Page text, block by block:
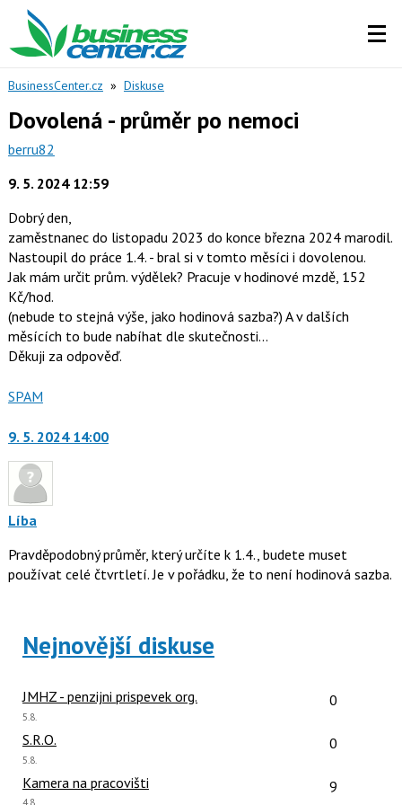
BusinessCenter.cz » Diskuse
Dovolená - průměr po nemoci
berru82
9. 5. 2024 12:59
Dobrý den,
zaměstnanec do listopadu 2023 do konce března 2024 marodil.
Nastoupil do práce 1.4. - bral si v tomto měsíci i dovolenou.
Jak mám určit prům. výdělek? Pracuje v hodinové mzdě, 152
Kč/hod.
(nebude to stejná výše, jako hodinová sazba?) A v dalších
měsících to bude nabíhat dle skutečnosti...
Děkuji za odpověď.
Nahlásit
jako
SPAM
9. 5. 2024 14:00
Líba
Pravděpodobný průměr, který určíte k 1.4., budete muset
používat celé čtvrtletí. Je v pořádku, že to není hodinová sazba.
Nejnovější diskuse
JMHZ - penzijni prispevek org. Počet
0
Poslední
5.8.
S.R.O. Počet
0
Poslední
5.8.
Kamera na pracovišti Počet
9
Poslední